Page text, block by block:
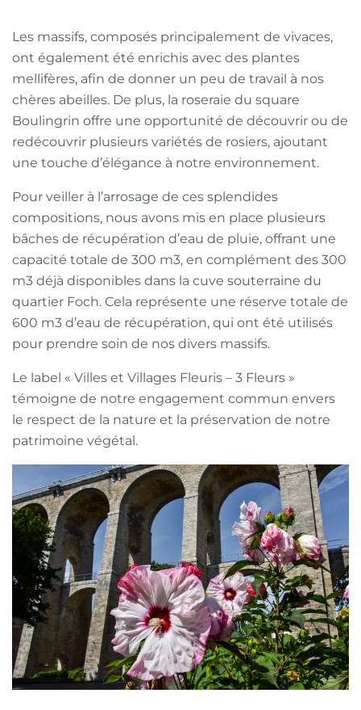
Les massifs, composés principalement de vivaces,
ont également été enrichis avec des plantes
mellifères, afin de donner un peu de travail à nos
chères abeilles. De plus, la roseraie du square
Boulingrin offre une opportunité de découvrir ou de
redécouvrir plusieurs variétés de rosiers, ajoutant
une touche d’élégance à notre environnement.
Pour veiller à l’arrosage de ces splendides
compositions, nous avons mis en place plusieurs
bâches de récupération d’eau de pluie, offrant une
capacité totale de 300 m3, en complément des 300
m3 déjà disponibles dans la cuve souterraine du
quartier Foch. Cela représente une réserve totale de
600 m3 d’eau de récupération, qui ont été utilisés
pour prendre soin de nos divers massifs.
Le label « Villes et Villages Fleuris – 3 Fleurs »
témoigne de notre engagement commun envers
le respect de la nature et la préservation de notre
patrimoine végétal.